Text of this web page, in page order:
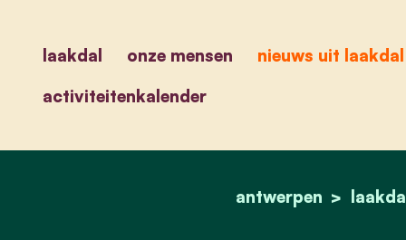
laakdal onze mensen
nieuws uit laakdal
activiteitenkalender
antwerpen